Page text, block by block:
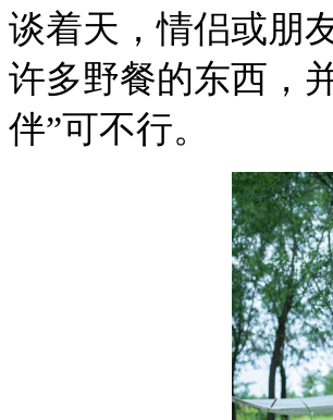
谈着天，情侣或朋
许多野餐的东西，
伴”可不行。